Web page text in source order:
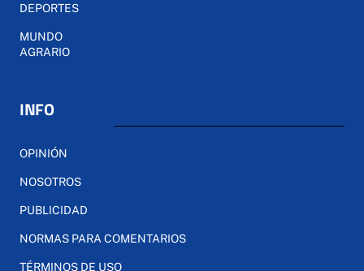
DEPORTES
MUNDO
AGRARIO
INFO
OPINIÓN
NOSOTROS
PUBLICIDAD
NORMAS PARA COMENTARIOS
TÉRMINOS DE USO